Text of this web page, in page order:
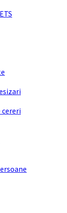
cereri